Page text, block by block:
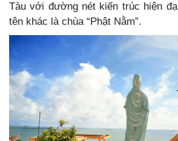
Tàu với đường nét kiến trúc hiện
tên khác là chùa “Phật Nằm”.